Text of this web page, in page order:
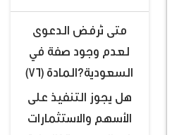
متى تُرفض الدعوى
لعدم وجود صفة في
السعودية؟المادة (76)
هل يجوز التنفيذ على
الأسهم والاستثمارات